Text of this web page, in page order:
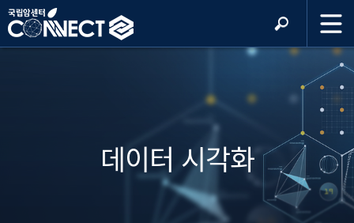
데이터 시각화